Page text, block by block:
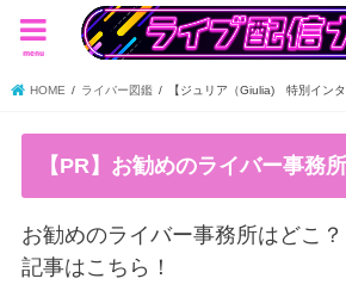
menu
HOME ライバー図鑑 【ジュリア（Giulia) 特別インタ
【PR】お勧めのライバー事務
お勧めのライバー事務所はどこ
記事はこちら！